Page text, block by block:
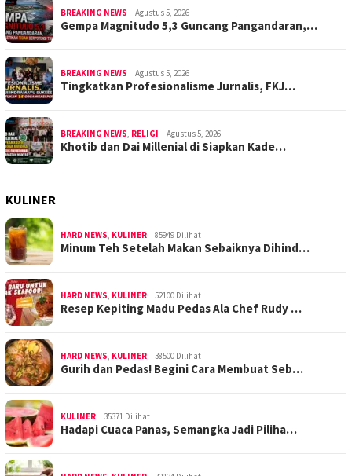
BREAKING NEWS Agustus 5, 2026
Gempa Magnitudo 5,3 Guncang Pangandaran,…
BREAKING NEWS Agustus 5, 2026
Tingkatkan Profesionalisme Jurnalis, FKJ…
BREAKING NEWS RELIGI Agustus 5, 2026
Khotib dan Dai Millenial di Siapkan Kade…
KULINER
HARD NEWS KULINER 85949 Dilihat
Minum Teh Setelah Makan Sebaiknya Dihind…
HARD NEWS KULINER 52100 Dilihat
Resep Kepiting Madu Pedas Ala Chef Rudy …
HARD NEWS KULINER 38500 Dilihat
Gurih dan Pedas! Begini Cara Membuat Seb…
KULINER 35371 Dilihat
Hadapi Cuaca Panas, Semangka Jadi Piliha…